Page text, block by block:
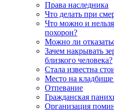
Права наследника
Что делать при
Что можно и
похорон?
Можно ли
Зачем накрывать
близкого человека?
Стала известна
Место на
Отпевание
Гражданская
Организация